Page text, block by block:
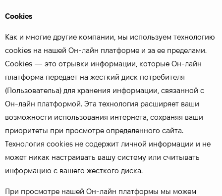
Cookies
Как и многие другие компании, мы используем технологию
cookies на нашей Он-лайн платформе и за ее пределами.
Cookies — это отрывки информации, которые Он-лайн
платформа передает на жесткий диск потребителя
(Пользовательа) для хранения информации, связанной с
Он-лайн платформой. Эта технология расширяет ваши
возможности использования интернета, сохраняя ваши
приоритеты при просмотре определенного сайта.
Технология cookies не содержит личной информации и не
может никак настраивать вашу систему или считывать
информацию с вашего жесткого диска.
При просмотре нашей Он-лайн платформы мы можем